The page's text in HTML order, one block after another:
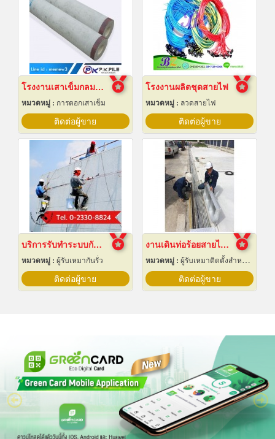
โรงงานเสาเข็มกลมสปัน 25 ซม
หมวดหมู่ : การตอกเสาเข็ม
ติดต่อผู้ขาย
โรงงานผลิตชุดสายไฟ
หมวดหมู่ : ลวดสายไฟ
ติดต่อผู้ขาย
บริการรับทำระบบกันซึม
หมวดหมู่ : ผู้รับเหมากันรั่ว
ติดต่อผู้ขาย
งานเดินท่อร้อยสายไฟฟ้า ระยอง
หมวดหมู่ : ผู้รับเหมาติดตั้งสำหรับบ้านและโรงงานไฟฟ้า
ติดต่อผู้ขาย